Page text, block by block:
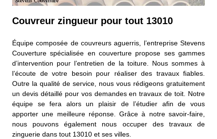
Couvreur zingueur pour tout 13010
Équipe composée de couvreurs aguerris, l’entreprise Stevens
Couverture spécialisée en couverture propose ses gammes
d’intervention pour l’entretien de la toiture. Nous sommes à
l’écoute de votre besoin pour réaliser des travaux fiables.
Outre la qualité de service, nous vous rédigeons gratuitement
un devis détaillé pour vos demandes en travaux de toit. Notre
équipe se fera alors un plaisir de l’étudier afin de vous
apporter une meilleure réponse. Grâce à notre savoir-faire,
nous pouvons également nous occuper des travaux de
zinguerie dans tout 13010 et ses villes.